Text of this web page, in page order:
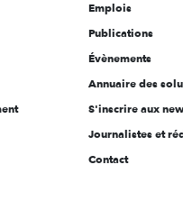
Emplois
Publications
Évènements
Annuaire des
S'inscrire aux
Journalistes et
Contact